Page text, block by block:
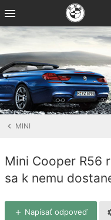
MINI
Mini Cooper R56
sa k nemu
Napísať odpoveď